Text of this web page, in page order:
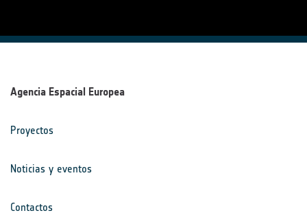
Agencia Espacial Europea
Proyectos
Noticias y eventos
Contactos